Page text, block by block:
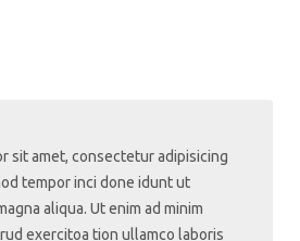
sit amet, consectetur adipisicing
tempor inci done idunt ut
aliqua. Ut enim ad minim
exercitoa tion ullamco laboris